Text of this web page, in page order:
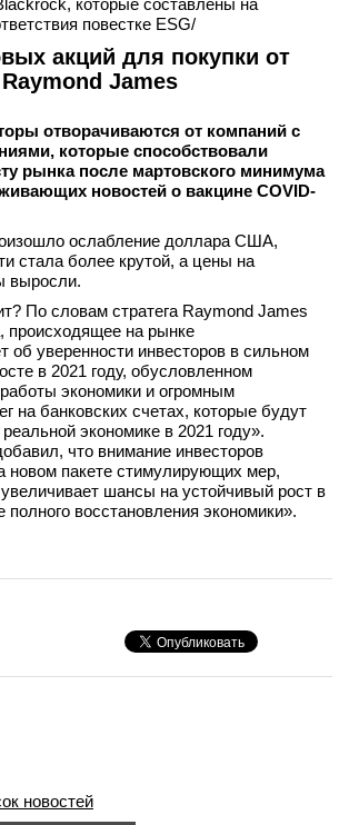
которые составлены на
повестке ESG/
акций для покупки от
James
отворачиваются от компаний с
которые способствовали
рынка после мартовского минимума
новостей о вакцине COVID-
ослабление доллара США,
стала более крутой, а цены на
выросли.
По словам стратега Raymond James
происходящее на рынке
об уверенности инвесторов в сильном
в 2021 году, обусловленном
экономики и огромным
на банковских счетах, которые будут
экономике в 2021 году».
что внимание инвесторов
новом пакете стимулирующих мер,
шансы на устойчивый рост в
полного восстановления экономики».
новостей